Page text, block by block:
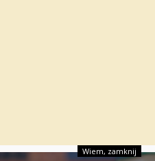
Wiem, zamknij